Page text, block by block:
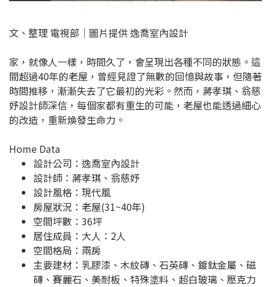
文、整理 電視部│圖片提供 逸喬室內設計
家，就像人一樣，時間久了，會呈現出各種不同的狀態。這
間超過40年的老屋，曾經見證了無數的回憶與故事，但隨著
時間推移，漸漸失去了它最初的光彩。然而，蔣孝琪、翁慈
妤設計師深信，每個家都有重生的可能，老屋也能透過細心
的改造，重新煥發生命力。
Home Data
設計公司： 逸喬室內設計
設計師：蔣孝琪、翁慈妤
設計風格：現代風
房屋狀況：老屋(31~40年)
空間坪數：36坪
居住成員：大人：2人
空間格局：兩房
主要建材：乳膠漆、木紋磚、石英磚、鍍鈦金屬、磁
磚、賽麗石、美耐板、特殊塗料、超白玻璃、壓克力